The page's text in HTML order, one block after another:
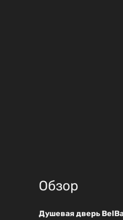
Обзор
Душевая дверь